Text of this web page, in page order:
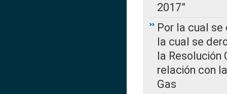
2017”
Por la cual
la cual se
la Resolución
relación con
Gas